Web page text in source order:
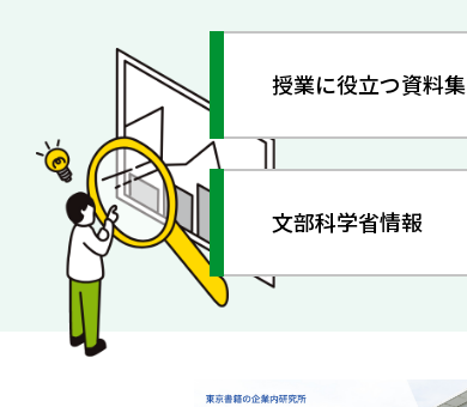
授業に役立つ資料集
文部科学省情報